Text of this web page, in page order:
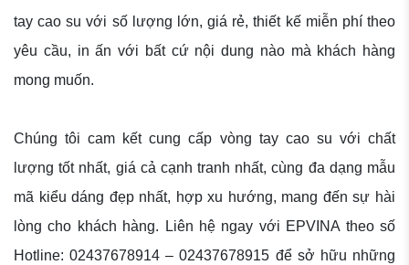
tay cao su với số lượng lớn, giá rẻ, thiết kế miễn phí theo
yêu cầu, in ấn với bất cứ nội dung nào mà khách hàng
mong muốn.
Chúng tôi cam kết cung cấp vòng tay cao su với chất
lượng tốt nhất, giá cả cạnh tranh nhất, cùng đa dạng mẫu
mã kiểu dáng đẹp nhất, hợp xu hướng, mang đến sự hài
lòng cho khách hàng. Liên hệ ngay với EPVINA theo số
Hotline: 02437678914 – 02437678915 để sở hữu những